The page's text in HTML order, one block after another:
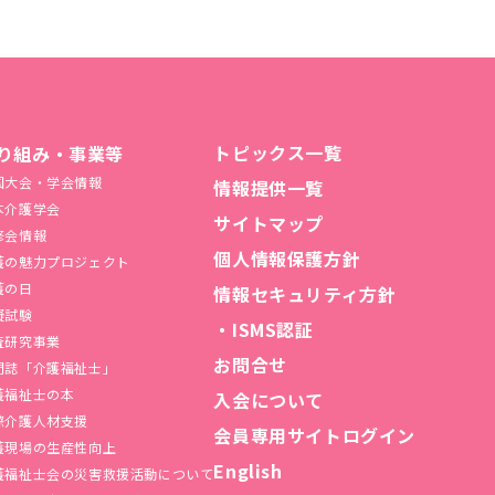
組み・事業等
大会・学会情報
介護学会
会情報
の魅力プロジェクト
の日
試験
研究事業
「介護福祉士」
福祉士の本
介護人材支援
現場の生産性向上
福祉⼠会の災害救援活動について
トピックス一覧
情報提供一覧
サイトマップ
個人情報保護方針
情報セキュリティ方針
・ISMS認証
お問合せ
入会について
会員専用サイトログイン
English